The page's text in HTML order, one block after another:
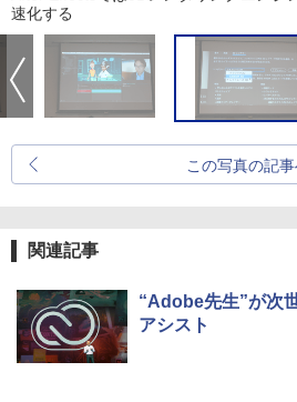
速化する
この写真の記
関連記事
“Adobe先生”が次
アシスト